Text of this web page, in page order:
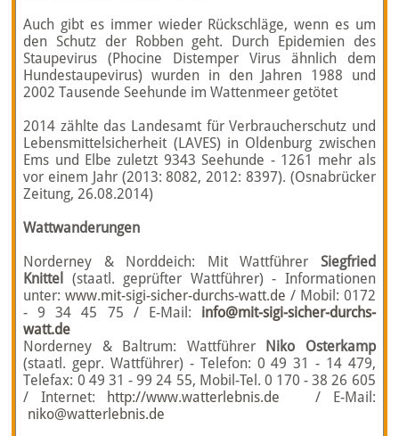
Auch gibt es immer wieder Rückschläge, wenn es um
den Schutz der Robben geht. Durch Epidemien des
Staupevirus (Phocine Distemper Virus ähnlich dem
Hundestaupevirus) wurden in den Jahren 1988 und
2002 Tausende Seehunde im Wattenmeer getötet
2014 zählte das Landesamt für Verbraucherschutz und
Lebensmittelsicherheit (LAVES) in Oldenburg zwischen
Ems und Elbe zuletzt 9343 Seehunde - 1261 mehr als
vor einem Jahr (2013: 8082, 2012: 8397). (Osnabrücker
Zeitung, 26.08.2014)
Wattwanderungen
Norderney & Norddeich: Mit Wattführer Siegfried
Knittel
(staatl. geprüfter Wattführer) - Informationen
unter:www.mit-sigi-sicher-durchs-watt.de / Mobil: 0172
- 9 34 45 75 / E-Mail: info@mit-sigi-sicher-durchs-
watt.de
Norderney & Baltrum: Wattführer Niko Osterkamp
(staatl. gepr. Wattführer) - Telefon: 0 49 31 - 14 479,
Telefax: 0 49 31 - 99 24 55, Mobil-Tel. 0 170 - 38 26 605
/ Internet: http://www.watterlebnis.de / E-Mail:
niko@watterlebnis.de